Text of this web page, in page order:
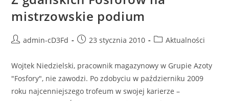
mistrzowskie podium
admin-cD3Fd 23 stycznia 2010 Aktualności
Wojtek Niedzielski, pracownik magazynowy w Grupie Azoty
"Fosfory", nie zawodzi. Po zdobyciu w październiku 2009
roku najcenniejszego trofeum w swojej karierze –